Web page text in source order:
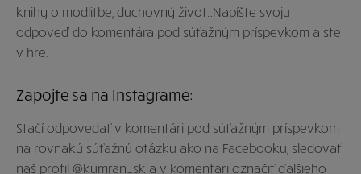
knihy o modlitbe, duchovný život…Napíšte svoju
odpoveď do komentára pod súťažným príspevkom a ste
v hre.
Zapojte sa na Instagrame:
Stačí odpovedať v komentári pod súťažným príspevkom
na rovnakú súťažnú otázku ako na Facebooku, sledovať
náš profil @kumran_sk a v komentári označiť ďalšieho